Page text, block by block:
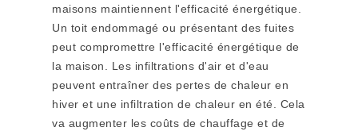
maisons maintiennent l'efficacité énergétique.
Un toit endommagé ou présentant des fuites
peut compromettre l'efficacité énergétique de
la maison. Les infiltrations d'air et d'eau
peuvent entraîner des pertes de chaleur en
hiver et une infiltration de chaleur en été. Cela
va augmenter les coûts de chauffage et de